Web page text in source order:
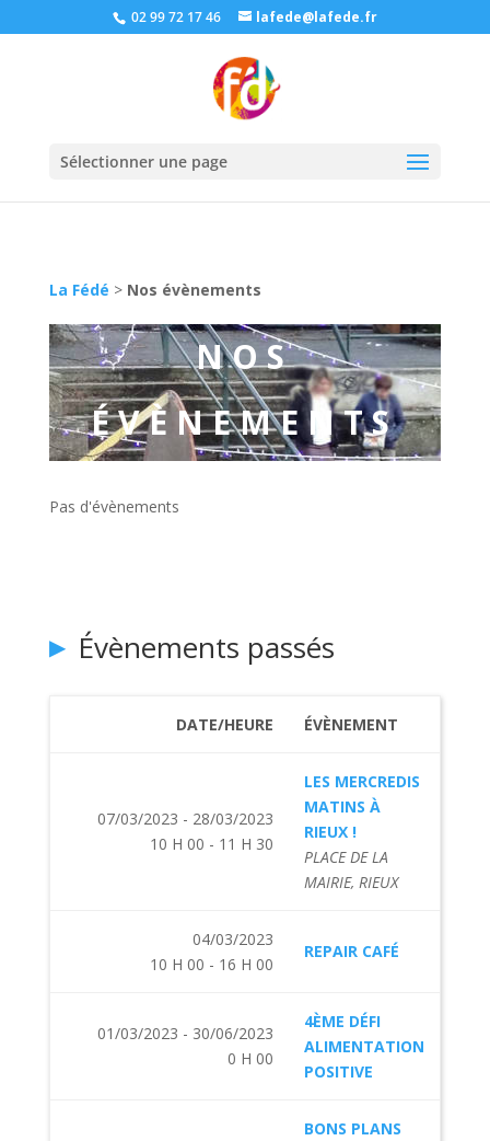
02 99 72 17 46 lafede@lafede.fr
Sélectionner une page
La Fédé > Nos évènements
NOS
ÉVÈNEMENTS
Pas d'évènements
Évènements passés
DATE/HEURE ÉVÈNEMENT
07/03/2023 - 28/03/2023
10 H 00 - 11 H 30
LES MERCREDIS
MATINS À
RIEUX !
PLACE DE LA
MAIRIE, RIEUX
04/03/2023
10 H 00 - 16 H 00
REPAIR CAFÉ
01/03/2023 - 30/06/2023
0 H 00
4ÈME DÉFI
ALIMENTATION
POSITIVE
BONS PLANS